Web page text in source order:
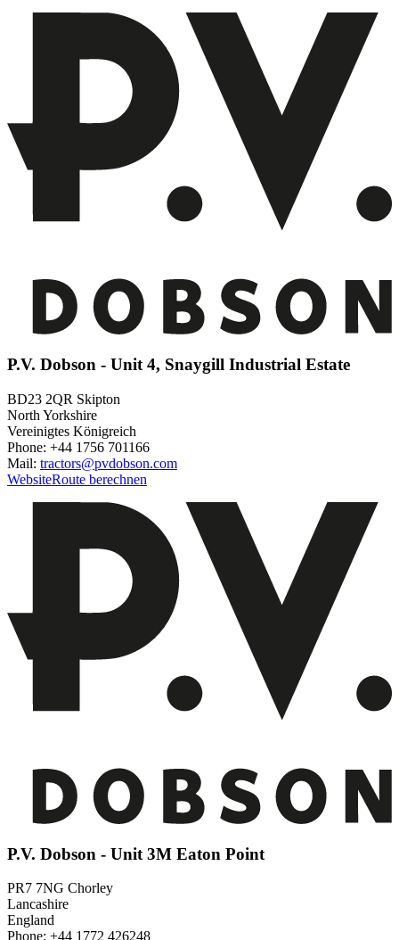
P.V. Dobson - Unit 4, Snaygill Industrial Estate
BD23 2QR Skipton
North Yorkshire
Vereinigtes Königreich
Phone: +44 1756 701166
Mail: tractors@pvdobson.com
WebsiteRoute berechnen
P.V. Dobson - Unit 3M Eaton Point
PR7 7NG Chorley
Lancashire
England
Phone: +44 1772 426248